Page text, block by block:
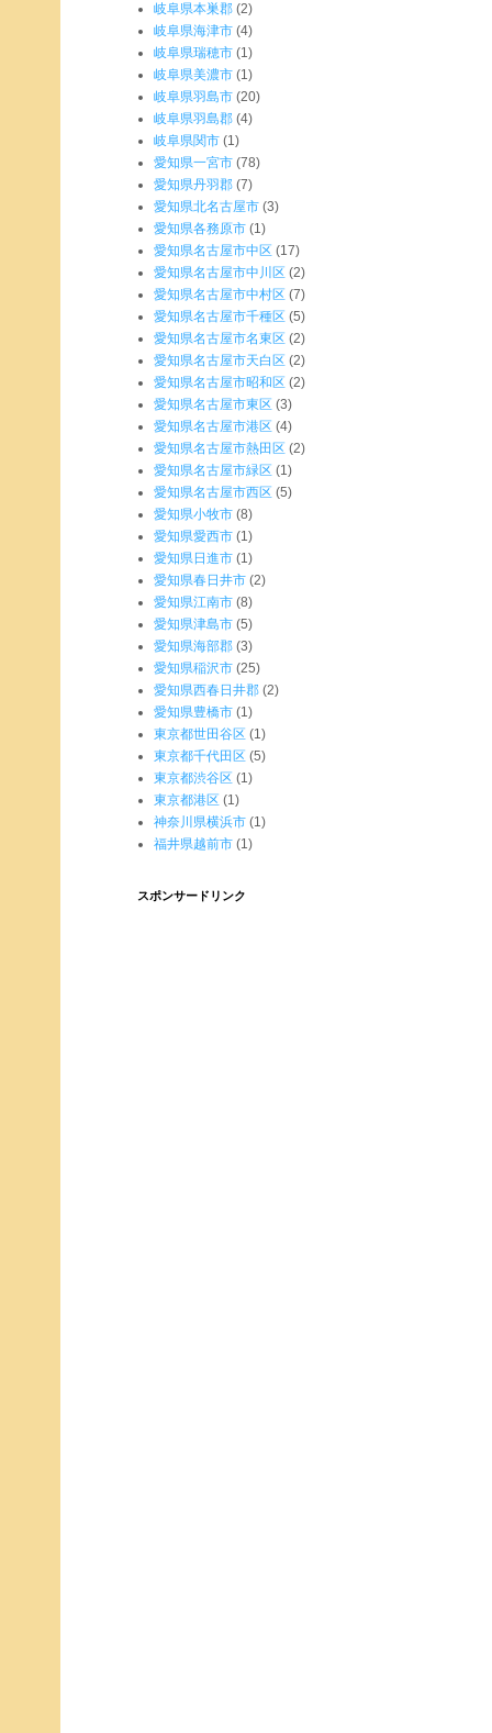
岐阜県本巣郡 (2)
岐阜県海津市 (4)
岐阜県瑞穂市 (1)
岐阜県美濃市 (1)
岐阜県羽島市 (20)
岐阜県羽島郡 (4)
岐阜県関市 (1)
愛知県一宮市 (78)
愛知県丹羽郡 (7)
愛知県北名古屋市 (3)
愛知県各務原市 (1)
愛知県名古屋市中区 (17)
愛知県名古屋市中川区 (2)
愛知県名古屋市中村区 (7)
愛知県名古屋市千種区 (5)
愛知県名古屋市名東区 (2)
愛知県名古屋市天白区 (2)
愛知県名古屋市昭和区 (2)
愛知県名古屋市東区 (3)
愛知県名古屋市港区 (4)
愛知県名古屋市熱田区 (2)
愛知県名古屋市緑区 (1)
愛知県名古屋市西区 (5)
愛知県小牧市 (8)
愛知県愛西市 (1)
愛知県日進市 (1)
愛知県春日井市 (2)
愛知県江南市 (8)
愛知県津島市 (5)
愛知県海部郡 (3)
愛知県稲沢市 (25)
愛知県西春日井郡 (2)
愛知県豊橋市 (1)
東京都世田谷区 (1)
東京都千代田区 (5)
東京都渋谷区 (1)
東京都港区 (1)
神奈川県横浜市 (1)
福井県越前市 (1)
スポンサードリンク